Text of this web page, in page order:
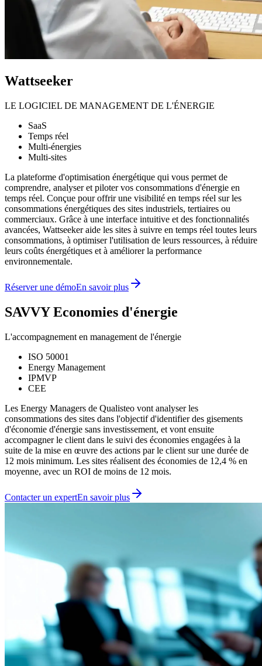
Wattseeker
LE LOGICIEL DE MANAGEMENT DE L'ÉNERGIE
SaaS
Temps réel
Multi-énergies
Multi-sites
La plateforme d'optimisation énergétique qui vous permet de
comprendre, analyser et piloter vos consommations d'énergie en
temps réel. Conçue pour offrir une visibilité en temps réel sur les
consommations énergétiques des sites industriels, tertiaires ou
commerciaux. Grâce à une interface intuitive et des fonctionnalités
avancées, Wattseeker aide les sites à suivre en temps réel toutes leurs
consommations, à optimiser l'utilisation de leurs ressources, à réduire
leurs coûts énergétiques et à améliorer la performance
environnementale.
Réserver une démoEn savoir plus
SAVVY Economies d'énergie
L'accompagnement en management de l'énergie
ISO 50001
Energy Management
IPMVP
CEE
Les Energy Managers de Qualisteo vont analyser les
consommations des sites dans l'objectif d'identifier des gisements
d'économie d'énergie sans investissement, et vont ensuite
accompagner le client dans le suivi des économies engagées à la
suite de la mise en œuvre des actions par le client sur une durée de
12 mois minimum. Les sites réalisent des économies de 12,4 % en
moyenne, avec un ROI de moins de 12 mois.
Contacter un expertEn savoir plus